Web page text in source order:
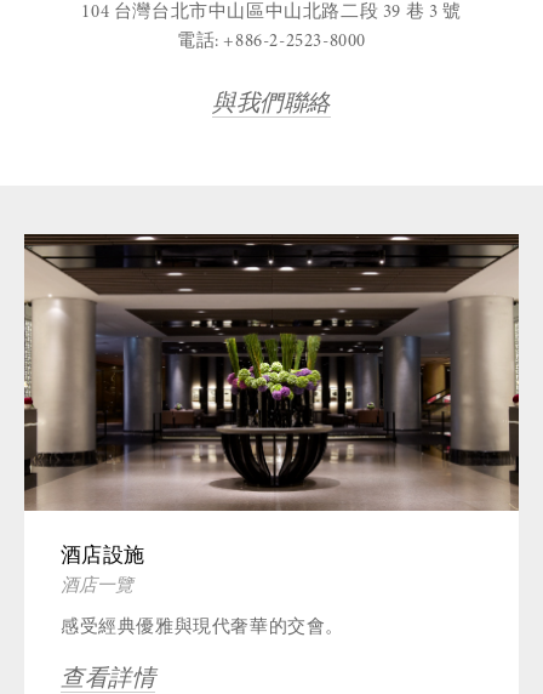
104 台灣台北市中山區中山北路二段 39 巷 3 號
電話: +886-2-2523-8000
與我們聯絡
酒店設施
酒店一覽
感受經典優雅與現代奢華的交會。
查看詳情